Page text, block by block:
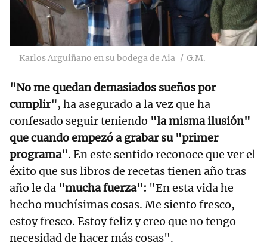
Karlos Arguiñano en su bodega de Aia G.M.
"No me quedan demasiados sueños por
cumplir", ha asegurado a la vez que ha
confesado seguir teniendo "la misma ilusión"
que cuando empezó a grabar su "primer
programa". En este sentido reconoce que ver el
éxito que sus libros de recetas tienen año tras
año le da "mucha fuerza": "En esta vida he
hecho muchísimas cosas. Me siento fresco,
estoy fresco. Estoy feliz y creo que no tengo
necesidad de hacer más cosas".